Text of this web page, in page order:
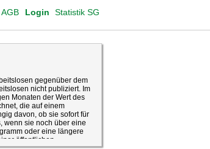
Login Statistik SG
AGB
gegenüber dem
nicht publiziert. Im
Monaten der Wert des
die auf einem
davon, ob sie sofort für
wenn sie noch über eine
oder eine längere
öffentlichen